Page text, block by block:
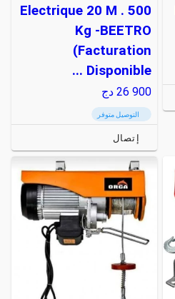
Electrique 20 M . 500
Kg -BEETRO
(Facturation
Disponible ...
26 900 دج
التوصيل متوفر
إتصال